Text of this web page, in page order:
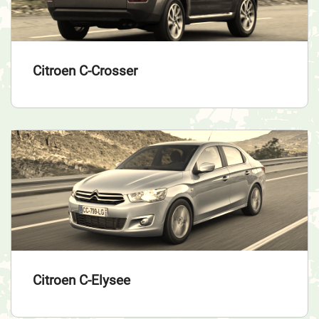
Citroen C-Crosser
Citroen C-Elysee